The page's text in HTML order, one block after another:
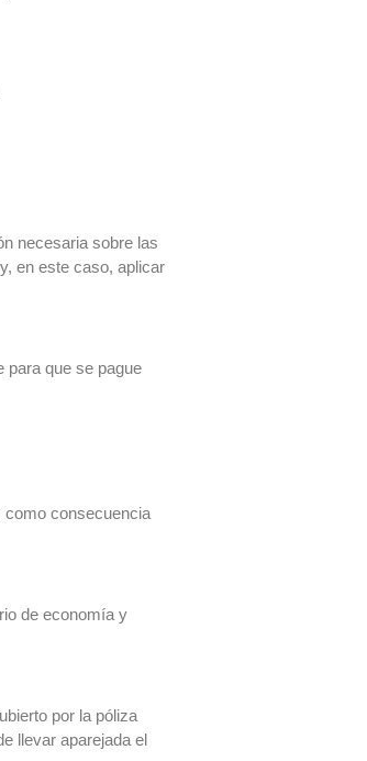
necesaria sobre las
en este caso, aplicar
para que se pague
como consecuencia
de economía y
por la póliza
llevar aparejada el